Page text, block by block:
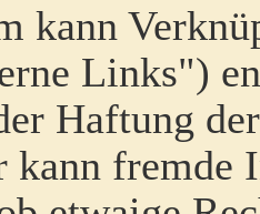
kann
Links")
Haftung
kann fremde